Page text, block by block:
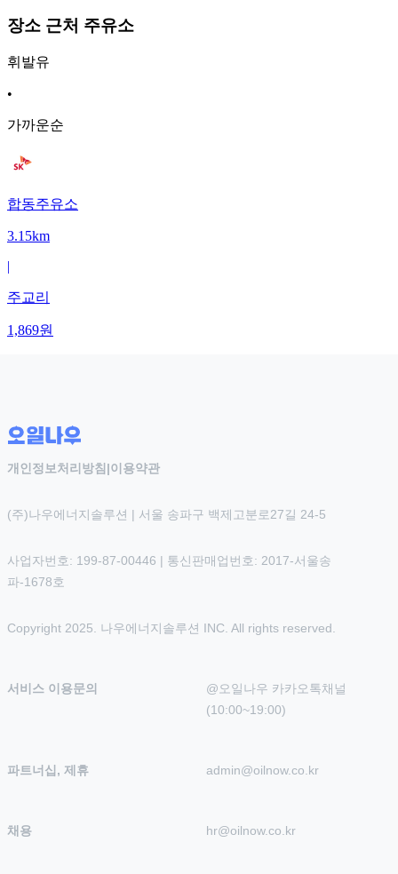
장소 근처 주유소
휘발유
•
가까운순
합동주유소
3.15km
|
주교리
1,869원
개인정보처리방침 |이용약관
(주)나우에너지솔루션 | 서울 송파구 백제고분로27길 24-5
사업자번호: 199-87-00446 | 통신판매업번호: 2017-서울송
파-1678호
Copyright 2025. 나우에너지솔루션 INC. All rights reserved.
서비스 이용문의
@오일나우 카카오톡채널
(10:00~19:00)
파트너십, 제휴 admin@oilnow.co.kr
채용 hr@oilnow.co.kr